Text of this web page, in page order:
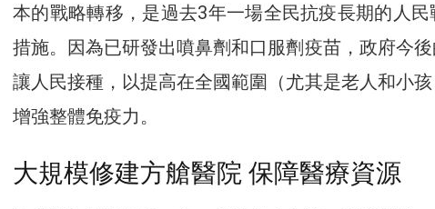
本的戰略轉移，是過去3年一場全民抗疫長期的人
措施。因為已研發出噴鼻劑和口服劑疫苗，政府今
讓人民接種，以提高在全國範圍（尤其是老人和小孩
增強整體免疫力。
大規模修建方艙醫院 保障醫療資源